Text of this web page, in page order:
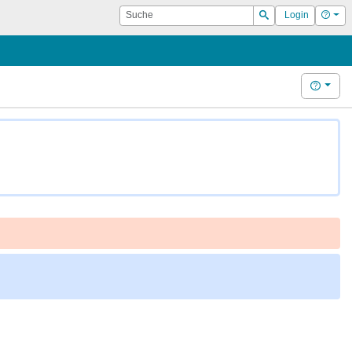
Suche
Suchen
Login Hilfe
Hilfe